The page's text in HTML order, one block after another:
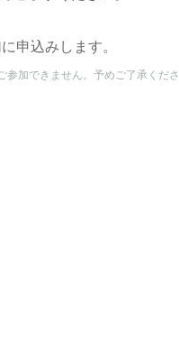
申込みします。
参加できません。予めご了承くださ